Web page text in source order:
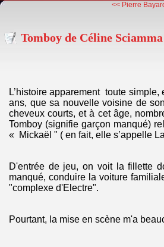
<< Pierre
Tomboy de Céline Sciamma
L’histoire apparement toute
ans, que sa nouvelle voisine de
cheveux courts, et à cet âge,
Tomboy (signifie garçon manqué)
« Mickaël " ( en fait, elle s’appelle
D'entrée de jeu, on voit la fillette
manqué, conduire la voiture
"complexe d'Electre".
Pourtant, la mise en scène m'a